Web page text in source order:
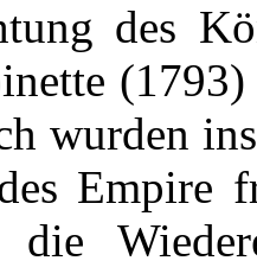
des
wurden
Empire
die